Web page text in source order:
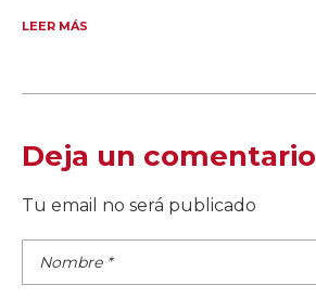
LEER MÁS
Deja un comentario
Tu email no será publicado